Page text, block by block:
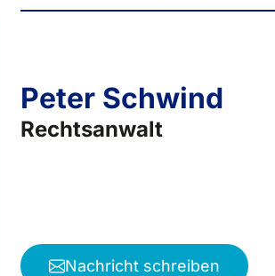
Peter Schwind
Rechtsanwalt
Nachricht schreiben